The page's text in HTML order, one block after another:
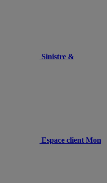
Sinistre &
Espace client Mon